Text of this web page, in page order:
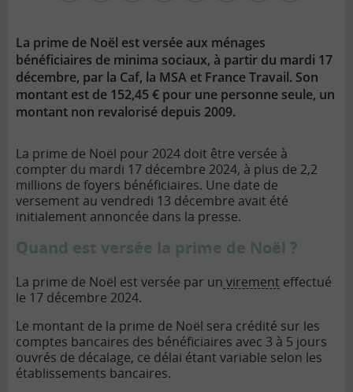
La prime de Noël est versée aux ménages
bénéficiaires de minima sociaux, à partir du mardi 17
décembre, par la Caf, la MSA et France Travail. Son
montant est de 152,45 € pour une personne seule, un
montant non revalorisé depuis 2009.
La prime de Noël pour 2024 doit être versée à
compter du mardi 17 décembre 2024, à plus de 2,2
millions de foyers bénéficiaires. Une date de
versement au vendredi 13 décembre avait été
initialement annoncée dans la presse.
Quand est versée la prime de Noël ?
La prime de Noël est versée par un virement effectué
le 17 décembre 2024.
Le montant de la prime de Noël sera crédité sur les
comptes bancaires des bénéficiaires avec 3 à 5 jours
ouvrés de décalage, ce délai étant variable selon les
établissements bancaires.